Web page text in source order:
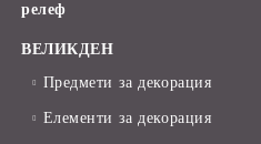
релеф
ВЕЛИКДЕН
Предмети за декорация
Елементи за декорация